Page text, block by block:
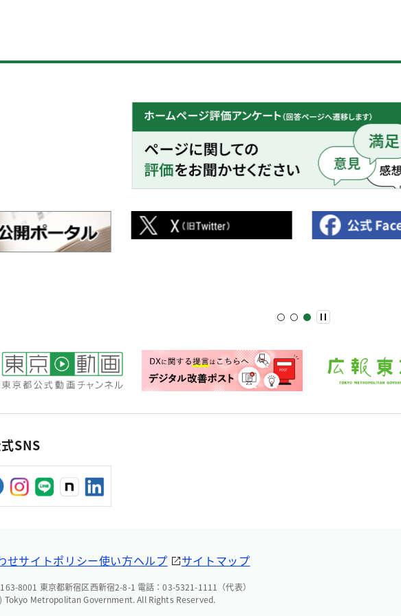
SNS
せサイトポリシー使い方ヘルプ サイトマップ
8001 東京都新宿区西新宿2-8-1 電話：03-5321-1111（代表）
Tokyo Metropolitan Government. All Rights Reserved.